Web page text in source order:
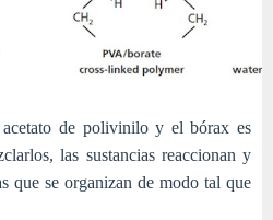
de polivinilo y el bórax es
las sustancias reaccionan y
que se organizan de modo tal que